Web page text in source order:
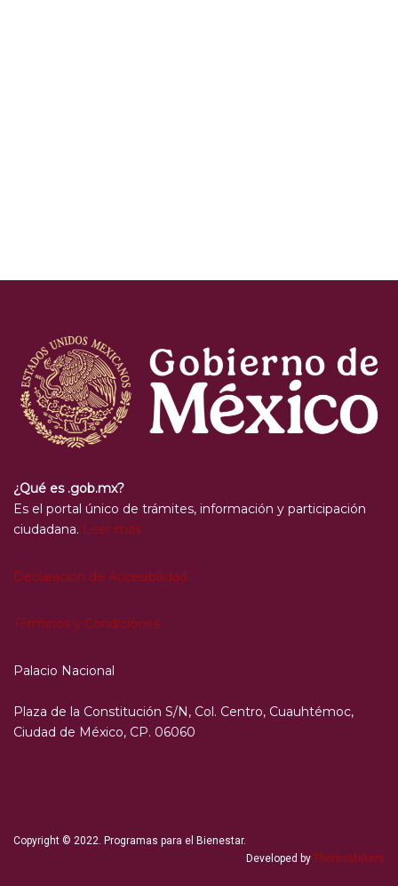
¿Qué es .gob.mx?
Es el portal único de trámites, información y participación
ciudadana. Leer más
Declaración de Accesibilidad
Términos y Condiciones
Palacio Nacional
Plaza de la Constitución S/N, Col. Centro, Cuauhtémoc,
Ciudad de México, CP. 06060
Copyright © 2022. Programas para el Bienestar.
Developed by ThemeMakers